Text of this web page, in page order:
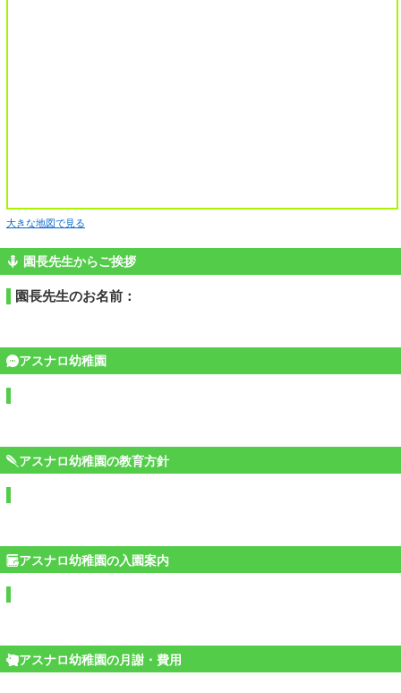
大きな地図で見る
園長先生からご挨拶
園長先生のお名前：
アスナロ幼稚園
アスナロ幼稚園の教育方針
アスナロ幼稚園の入園案内
アスナロ幼稚園の月謝・費用